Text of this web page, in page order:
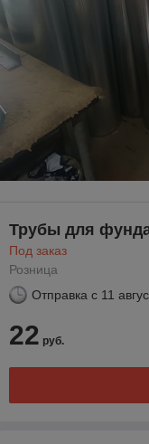
Трубы для
Под заказ
Розница
Отправка с 11
22 руб.